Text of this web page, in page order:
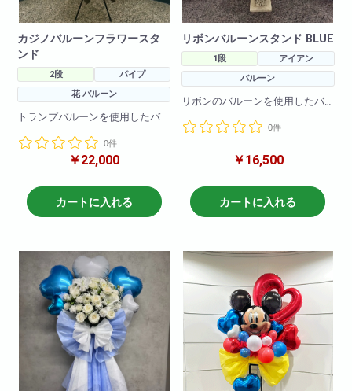
カジノバルーンフラワースタ
ンド
2段
パイプ
花 バルーン
トランプバルーンを使用したバ
お花とバルーンで豪華に作成し
H190
0件
￥22,000
カートに入れる
リボンバルーンスタンド BLUE
1段
アイアン
バルーン
リボンのバルーンを使用したバ
バルーンのお色の変更も可能で
W80
0件
￥16,500
カートに入れる